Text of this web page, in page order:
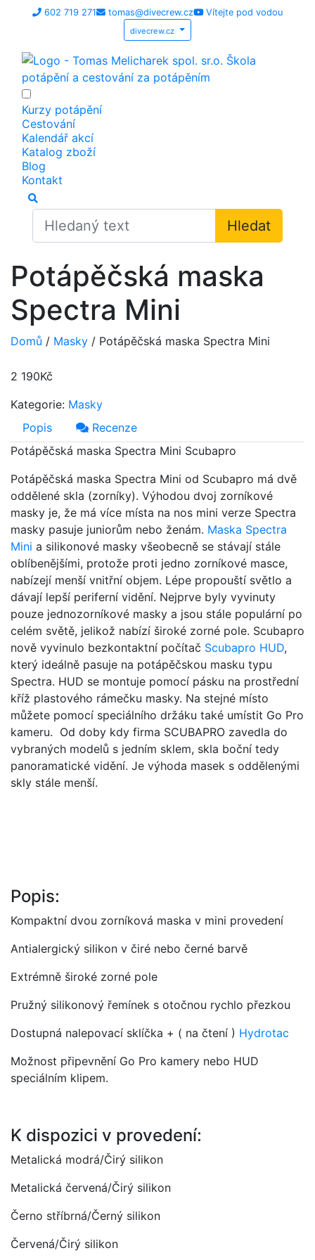
602 719 271 tomas@divecrew.cz Vítejte pod vodou
divecrew.cz
Kurzy potápění
Cestování
Kalendář akcí
Katalog zboží
Blog
Kontakt
Hledat
Potápěčská maska
Spectra Mini
Domů / Masky / Potápěčská maska Spectra Mini
2 190Kč
Kategorie: Masky
Popis
Recenze
Potápěčská maska Spectra Mini Scubapro
Potápěčská maska Spectra Mini od Scubapro má dvě
oddělené skla (zorníky). Výhodou dvoj zorníkové
masky je, že má více místa na nos mini verze Spectra
masky pasuje juniorům nebo ženám. Maska Spectra
Mini a silikonové masky všeobecně se stávají stále
oblíbenějšími, protože proti jedno zorníkové masce,
nabízejí menší vnitřní objem. Lépe propouští světlo a
dávají lepší periferní vidění. Nejprve byly vyvinuty
pouze jednozorníkové masky a jsou stále populární po
celém světě, jelikož nabízí široké zorné pole. Scubapro
nově vyvinulo bezkontaktní počítač Scubapro HUD,
který ideálně pasuje na potápěčskou masku typu
Spectra. HUD se montuje pomocí pásku na prostřední
kříž plastového rámečku masky. Na stejné místo
můžete pomocí speciálního držáku také umístit Go Pro
kameru. Od doby kdy firma SCUBAPRO zavedla do
vybraných modelů s jedním sklem, skla boční tedy
panoramatické vidění. Je výhoda masek s oddělenými
skly stále menší.
Popis:
Kompaktní dvou zorníková maska v mini provedení
Antialergický silikon v čiré nebo černé barvě
Extrémně široké zorné pole
Pružný silikonový řemínek s otočnou rychlo přezkou
Dostupná nalepovací sklíčka + ( na čtení ) Hydrotac
Možnost připevnění Go Pro kamery nebo HUD
speciálním klipem.
K dispozici v provedení:
Metalická modrá/Čirý silikon
Metalická červená/Čirý silikon
Černo stříbrná/Černý silikon
Červená/Čirý silikon